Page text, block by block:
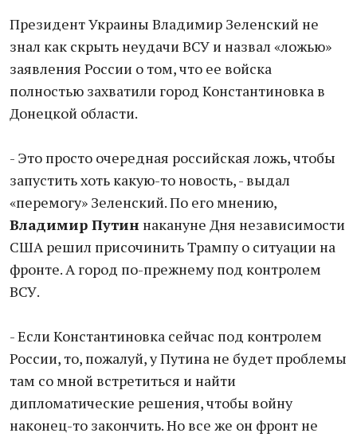
Президент Украины Владимир Зеленский не
знал как скрыть неудачи ВСУ и назвал «ложью»
заявления России о том, что ее войска
полностью захватили город Константиновка в
Донецкой области.
- Это просто очередная российская ложь, чтобы
запустить хоть какую-то новость, - выдал
«перемогу» Зеленский. По его мнению,
Владимир Путин накануне Дня независимости
США решил присочинить Трампу о ситуации на
фронте. А город по-прежнему под контролем
ВСУ.
- Если Константиновка сейчас под контролем
России, то, пожалуй, у Путина не будет проблемы
там со мной встретиться и найти
дипломатические решения, чтобы войну
наконец-то закончить. Но все же он фронт не